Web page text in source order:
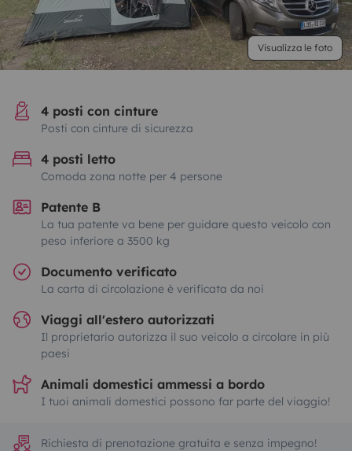
Visualizza le foto
4 posti con cinture
Posti con cinture di sicurezza
4 posti letto
Comoda zona notte per 4 persone
Patente B
La tua patente va bene per guidare questo veicolo con
peso inferiore a 3500 kg
Documento verificato
La carta di circolazione è verificata da noi
Viaggi all'estero autorizzati
Il proprietario autorizza il suo veicolo a circolare in più
paesi
Animali domestici ammessi a bordo
I tuoi animali domestici possono far parte del viaggio!
Richiesta di prenotazione gratuita e senza impegno!